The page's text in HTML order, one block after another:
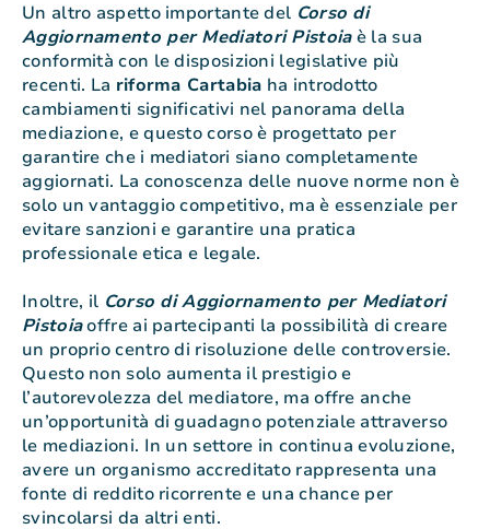
Un altro aspetto importante del Corso di
Aggiornamento per Mediatori Pistoiaè la sua
conformità con le disposizioni legislative più
recenti. La riforma Cartabia ha introdotto
cambiamenti significativi nel panorama della
mediazione, e questo corso è progettato per
garantire che i mediatori siano completamente
aggiornati. La conoscenza delle nuove norme non è
solo un vantaggio competitivo, ma è essenziale per
evitare sanzioni e garantire una pratica
professionale etica e legale.
Inoltre, il Corso di Aggiornamento per Mediatori
Pistoiaoffre ai partecipanti la possibilità di creare
un proprio centro di risoluzione delle controversie.
Questo non solo aumenta il prestigio e
l’autorevolezza del mediatore, ma offre anche
un’opportunità di guadagno potenziale attraverso
le mediazioni. In un settore in continua evoluzione,
avere un organismo accreditato rappresenta una
fonte di reddito ricorrente e una chance per
svincolarsi da altri enti.